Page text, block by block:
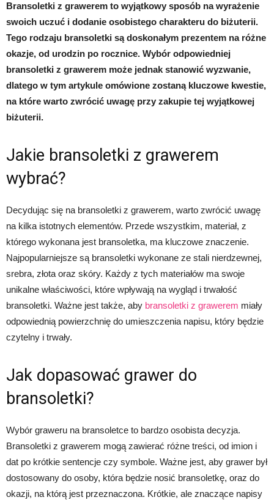
Bransoletki z grawerem to wyjątkowy sposób na wyrażenie
swoich uczuć i dodanie osobistego charakteru do biżuterii.
Tego rodzaju bransoletki są doskonałym prezentem na różne
okazje, od urodzin po rocznice. Wybór odpowiedniej
bransoletki z grawerem może jednak stanowić wyzwanie,
dlatego w tym artykule omówione zostaną kluczowe kwestie,
na które warto zwrócić uwagę przy zakupie tej wyjątkowej
biżuterii.
Jakie bransoletki z grawerem
wybrać?
Decydując się na bransoletki z grawerem, warto zwrócić uwagę
na kilka istotnych elementów. Przede wszystkim, materiał, z
którego wykonana jest bransoletka, ma kluczowe znaczenie.
Najpopularniejsze są bransoletki wykonane ze stali nierdzewnej,
srebra, złota oraz skóry. Każdy z tych materiałów ma swoje
unikalne właściwości, które wpływają na wygląd i trwałość
bransoletki. Ważne jest także, aby bransoletki z grawerem miały
odpowiednią powierzchnię do umieszczenia napisu, który będzie
czytelny i trwały.
Jak dopasować grawer do
bransoletki?
Wybór graweru na bransoletce to bardzo osobista decyzja.
Bransoletki z grawerem mogą zawierać różne treści, od imion i
dat po krótkie sentencje czy symbole. Ważne jest, aby grawer był
dostosowany do osoby, która będzie nosić bransoletkę, oraz do
okazji, na którą jest przeznaczona. Krótkie, ale znaczące napisy